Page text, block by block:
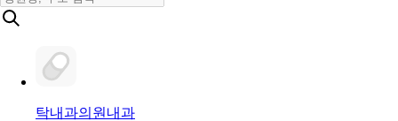
탁내과의원 내과